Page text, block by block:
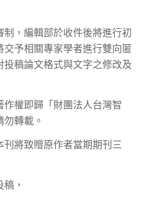
，編輯部於收件後將進行初
予相關專家學者進行雙向匿
稿論文格式與文字之修改及
權即歸「財團法人台灣智
轉載。
將致贈原作者當期期刊三
，